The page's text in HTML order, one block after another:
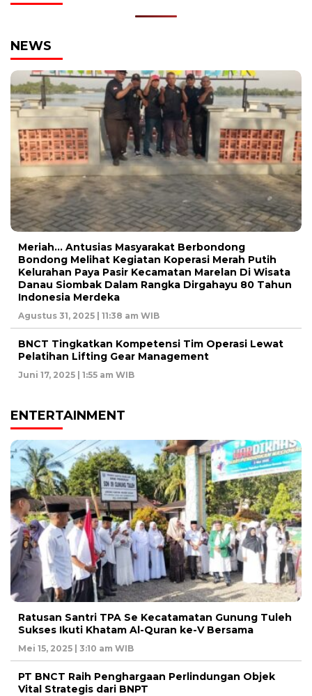
NEWS
Meriah… Antusias Masyarakat Berbondong
Bondong Melihat Kegiatan Koperasi Merah Putih
Kelurahan Paya Pasir Kecamatan Marelan Di Wisata
Danau Siombak Dalam Rangka Dirgahayu 80 Tahun
Indonesia Merdeka
Agustus 31, 2025 | 11:38 am WIB
BNCT Tingkatkan Kompetensi Tim Operasi Lewat
Pelatihan Lifting Gear Management
Juni 17, 2025 | 1:55 am WIB
ENTERTAINMENT
Ratusan Santri TPA Se Kecatamatan Gunung Tuleh
Sukses Ikuti Khatam Al-Quran ke-V Bersama
Mei 15, 2025 | 3:10 am WIB
PT BNCT Raih Penghargaan Perlindungan Objek
Vital Strategis dari BNPT